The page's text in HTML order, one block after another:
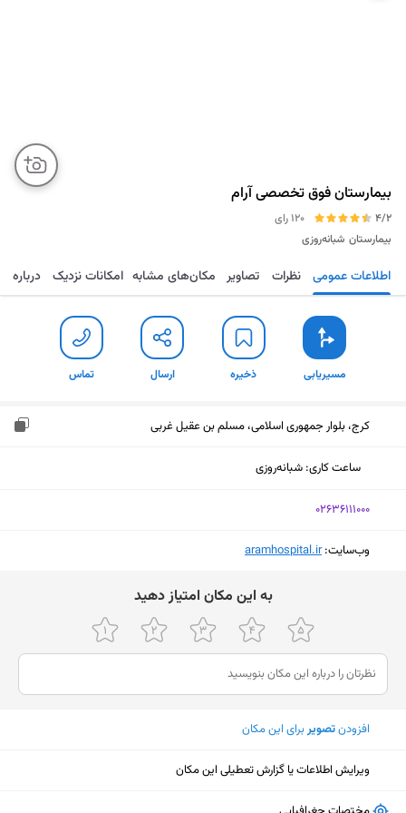
بیمارستان فوق تخصصی آرام
4/2
120 رای
بیمارستان شبانه‌روزی
مسیریابی ذخیره ارسال تماس اطلاعات عمومی نظرات تصاویر مکان‌های مشابه امکانات نزدیک درباره
مسیریابی ذخیره ارسال تماس
کرج، بلوار جمهوری اسلامی، مسلم بن عقیل غربی
ساعت کاری: شبانه‌روزی
‎02636111000
وب‌سایت:‎aramhospital.ir
ﺑﻪ اﯾﻦ ﻣﮑﺎن اﻣﺘﯿﺎز دﻫﯿﺪ
افزودنتصویربرای این مکان
ویرایش اطلاعات یا گزارش تعطیلی این مکان